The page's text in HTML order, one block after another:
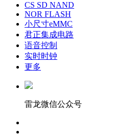
CS SD NAND
NOR FLASH
小尺寸eMMC
君正集成电路
语音控制
实时时钟
更多
雷龙微信公众号